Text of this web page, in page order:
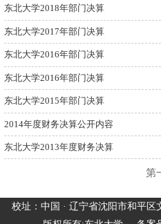
东北大学2018年部门决算
东北大学2017年部门决算
东北大学2016年部门决算
东北大学2016年部门决算
东北大学2015年部门决算
2014年度财务决算公开内容
东北大学2013年度财务决算
第
校址：中国 · 辽宁省沈阳市和平